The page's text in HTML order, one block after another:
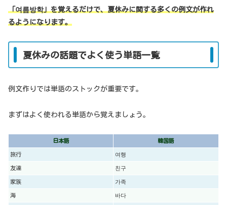
「여름방학」を覚えるだけで、夏休みに関する多くの例文が作れ
るようになります。
夏休みの話題でよく使う単語一覧
例文作りでは単語のストックが重要です。
まずはよく使われる単語から覚えましょう。
日本語 韓国語
旅行 여행
友達 친구
家族 가족
海 바다